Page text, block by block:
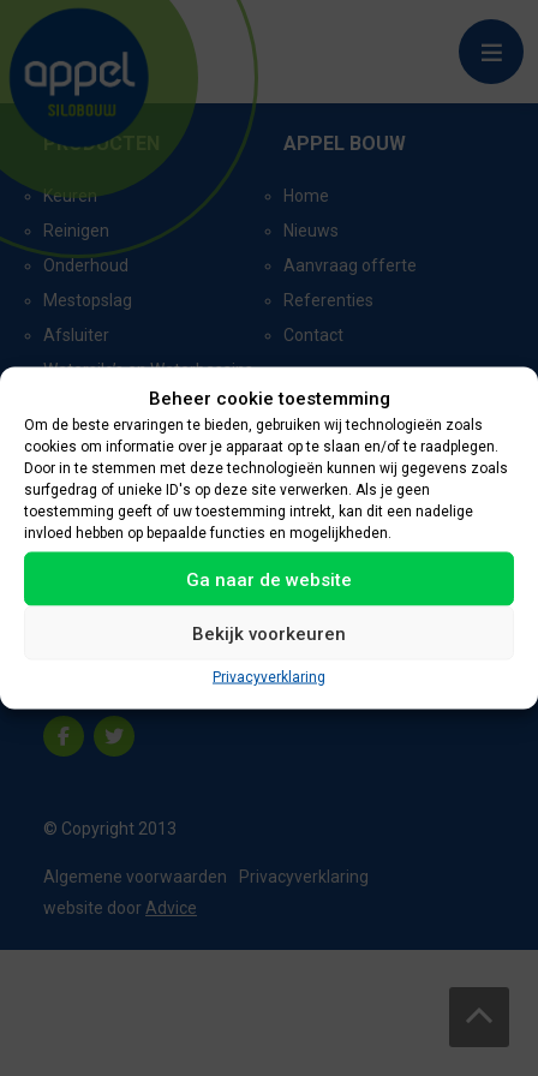
Beheer cookie toestemming
Om de beste ervaringen te bieden, gebruiken wij technologieën zoals
cookies om informatie over je apparaat op te slaan en/of te raadplegen.
Door in te stemmen met deze technologieën kunnen wij gegevens zoals
surfgedrag of unieke ID's op deze site verwerken. Als je geen
toestemming geeft of uw toestemming intrekt, kan dit een nadelige
invloed hebben op bepaalde functies en mogelijkheden.
Ga naar de website
Bekijk voorkeuren
Privacyverklaring
ZUIDLAND
PRODUCTEN
Keuren
Reinigen
Onderhoud
Mestopslag
Afsluiter
Watersilo’s en Waterbassins
APPEL BOUW
Home
Nieuws
Aanvraag offerte
Referenties
Contact
CERTIFICERING CONTACTGEGEVENS
Oevers 11
8331 VC Steenwijk
Nederland
info@appelbouw.nl
© Copyright 2013
Algemene voorwaarden
Privacyverklaring
website door Advice